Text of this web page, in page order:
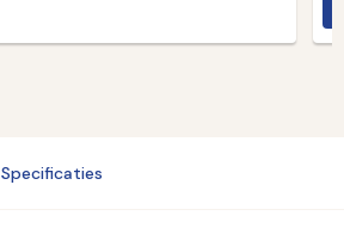
Specificaties